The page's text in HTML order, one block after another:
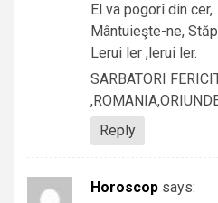
El va pogorî din cer,
Mântuieşte-ne,
Lerui ler ,lerui ler.
SARBATORI
Reply
Horoscop says: